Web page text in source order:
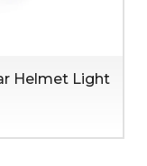
Helmet Light